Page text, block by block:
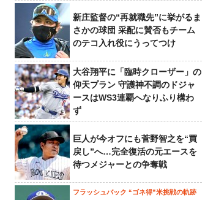
新庄監督の“再就職先”に挙がるま
さかの球団 采配に賛否もチーム
のテコ入れ役にうってつけ
大谷翔平に「臨時クローザー」の
仰天プラン 守護神不調のドジャ
ースはWS3連覇へなりふり構わ
ず
巨人が今オフにも菅野智之を“買
戻し”へ…完全復活の元エースを
待つメジャーとの争奪戦
フラッシュバック “ゴネ得”米挑戦の軌跡